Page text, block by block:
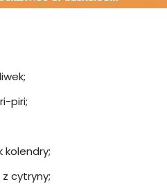
piri;
kolendry;
z cytryny;